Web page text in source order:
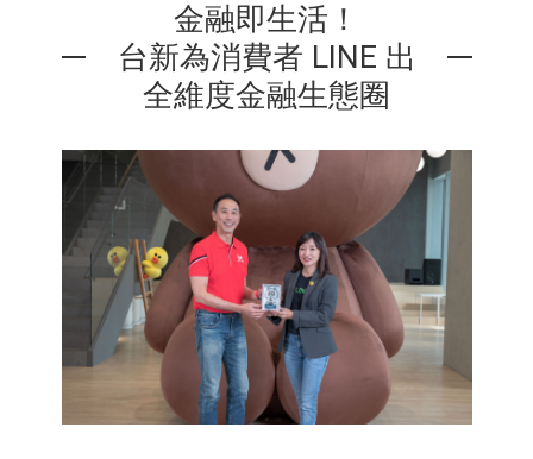
金融即生活！
台新為消費者 LINE 出
全維度金融生態圈